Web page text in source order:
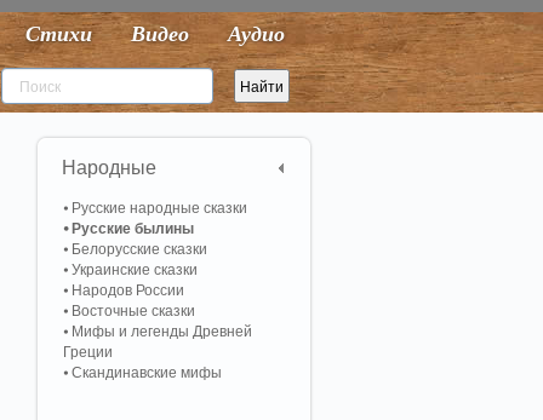
Стихи Видео Аудио
Народные
Русские народные сказки
Русские былины
Белорусские сказки
Украинские сказки
Народов России
Восточные сказки
Мифы и легенды Древней
Греции
Скандинавские мифы